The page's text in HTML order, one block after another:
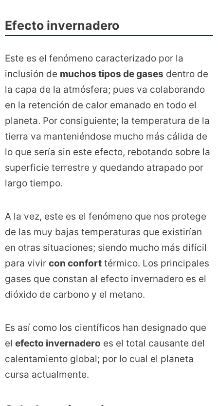
Efecto invernadero
Este es el fenómeno caracterizado por la
inclusión de muchos tipos de gases dentro de
la capa de la atmósfera; pues va colaborando
en la retención de calor emanado en todo el
planeta. Por consiguiente; la temperatura de la
tierra va manteniéndose mucho más cálida de
lo que sería sin este efecto, rebotando sobre la
superficie terrestre y quedando atrapado por
largo tiempo.
A la vez, este es el fenómeno que nos protege
de las muy bajas temperaturas que existirían
en otras situaciones; siendo mucho más difícil
para vivir con confort térmico. Los principales
gases que constan al efecto invernadero es el
dióxido de carbono y el metano.
Es así como los científicos han designado que
el efecto invernadero es el total causante del
calentamiento global; por lo cual el planeta
cursa actualmente.